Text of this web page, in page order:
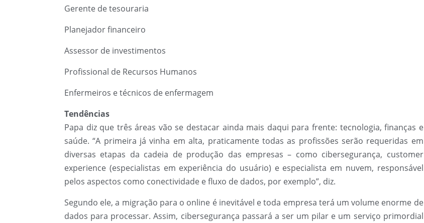
Gerente de tesouraria
Planejador financeiro
Assessor de investimentos
Profissional de Recursos Humanos
Enfermeiros e técnicos de enfermagem
Tendências
Papa diz que três áreas vão se destacar ainda mais daqui para frente: tecnologia, finanças e
saúde. “A primeira já vinha em alta, praticamente todas as profissões serão requeridas em
diversas etapas da cadeia de produção das empresas – como cibersegurança, customer
experience (especialistas em experiência do usuário) e especialista em nuvem, responsável
pelos aspectos como conectividade e fluxo de dados, por exemplo”, diz.
Segundo ele, a migração para o online é inevitável e toda empresa terá um volume enorme de
dados para processar. Assim, cibersegurança passará a ser um pilar e um serviço primordial